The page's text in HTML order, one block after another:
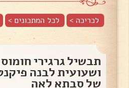
לכריכה > לכל המתכונים >
תבשיל גרגירי חומוס
ושעועית לבנה
של סבתא לאה